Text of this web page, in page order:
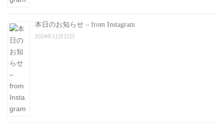
本日のお知らせ – from Instagram
2024年11月12日